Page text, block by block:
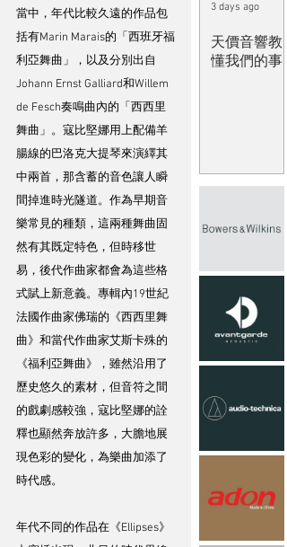
當中，年代比較久遠的作品包
括有Marin Marais的「西班牙福
利亞舞曲」，以及分別出自
Johann Ernst Galliard和Willem
de Fesch奏鳴曲內的「西西里
舞曲」。寇比堅娜用上配備羊
腸線的巴洛克大提琴來演繹其
中兩首，那含蓄的音色讓人瞬
間掉進時光隧道。作為早期音
樂常見的種類，這兩種舞曲固
然有其既定特色，但時移世
易，後代作曲家都會為這些格
式賦上新意義。專輯內19世紀
法國作曲家佛瑞的《西西里舞
曲》和當代作曲家艾斯卡殊的
《福利亞舞曲》，雖然沿用了
歷史悠久的素材，但音符之間
的戲劇感較強，寇比堅娜的詮
釋也顯然奔放許多，大膽地展
現色彩的變化，為樂曲加添了
時代感。
年代不同的作品在《Ellipses》
天價音響教
懂我們的事
3 days ago